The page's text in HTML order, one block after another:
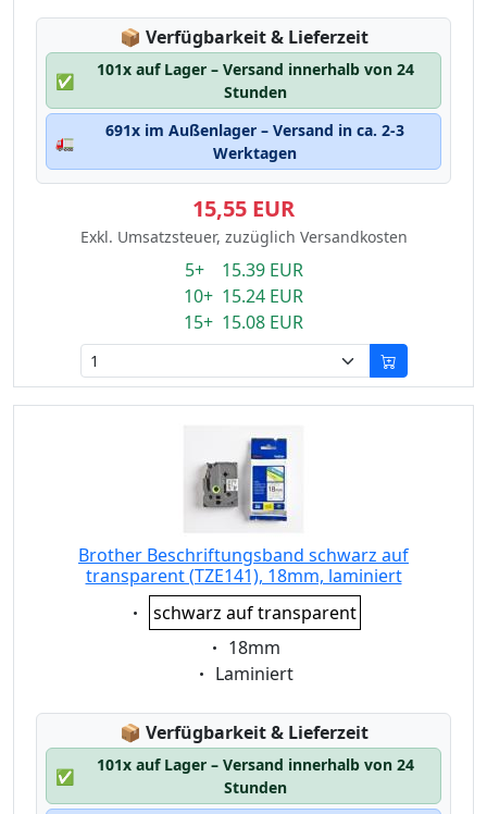
📦 Lagerstatus:
Verfügbarkeit & Lieferzeit
✅
101x auf Lager – Versand innerhalb von 24
Stunden
🚛
691x im Außenlager – Versand in ca. 2-3
Werktagen
15,55 EUR
Exkl. Umsatzsteuer, zuzüglich Versandkosten
5+ 15.39 EUR
10+ 15.24 EUR
15+ 15.08 EUR
Brother Beschriftungsband schwarz auf
transparent (TZE141), 18mm, laminiert
Eigenschaft:
schwarz auf transparent
Eigenschaft:
18mm
Eigenschaft:
Laminiert
📦 Lagerstatus:
Verfügbarkeit & Lieferzeit
✅
101x auf Lager – Versand innerhalb von 24
Stunden